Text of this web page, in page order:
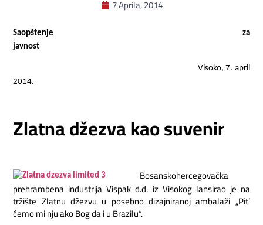
7 Aprila, 2014
Saopštenje za
javnost
Visoko, 7. april
2014.
Zlatnadžezvakaosuvenir
Bosanskohercegovačka
prehrambena industrija Vispak d.d. iz Visokog lansirao je na
tržište Zlatnu džezvu u posebno dizajniranoj ambalaži „Pit’
ćemo mi nju ako Bog da i u Brazilu“.